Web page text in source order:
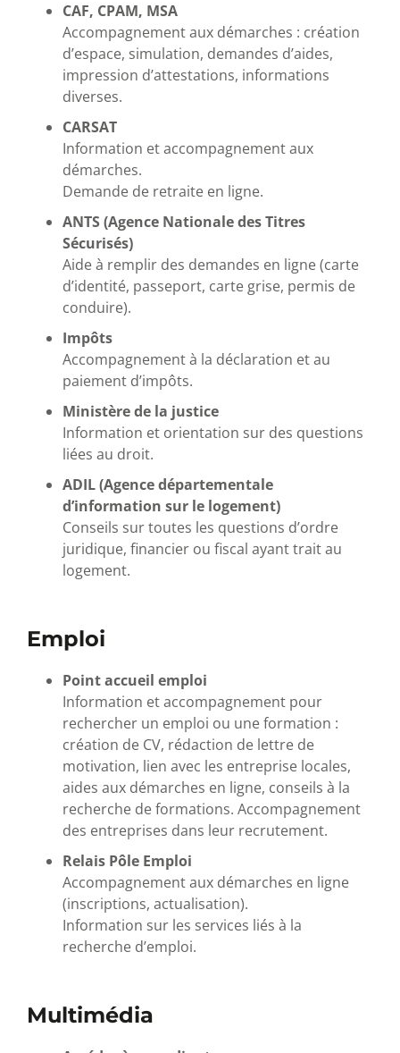
CAF, CPAM, MSA
Accompagnement aux démarches : création
d’espace, simulation, demandes d’aides,
impression d’attestations, informations
diverses.
CARSAT
Information et accompagnement aux
démarches.
Demande de retraite en ligne.
ANTS (Agence Nationale des Titres
Sécurisés)
Aide à remplir des demandes en ligne (carte
d’identité, passeport, carte grise, permis de
conduire).
Impôts
Accompagnement à la déclaration et au
paiement d’impôts.
Ministère de la justice
Information et orientation sur des questions
liées au droit.
ADIL (Agence départementale
d’information sur le logement)
Conseils sur toutes les questions d’ordre
juridique, financier ou fiscal ayant trait au
logement.
Emploi
Point accueil emploi
Information et accompagnement pour
rechercher un emploi ou une formation :
création de CV, rédaction de lettre de
motivation, lien avec les entreprise locales,
aides aux démarches en ligne, conseils à la
recherche de formations. Accompagnement
des entreprises dans leur recrutement.
Relais Pôle Emploi
Accompagnement aux démarches en ligne
(inscriptions, actualisation).
Information sur les services liés à la
recherche d’emploi.
Multimédia